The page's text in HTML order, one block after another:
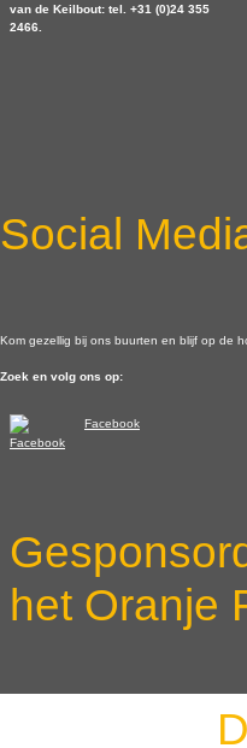
van de Keilbout: tel. +31 (0)24 355
2466.
Social
Kom gezellig bij ons buurten en blijf op de
Zoek en volg ons op:
Facebook
het Oranje